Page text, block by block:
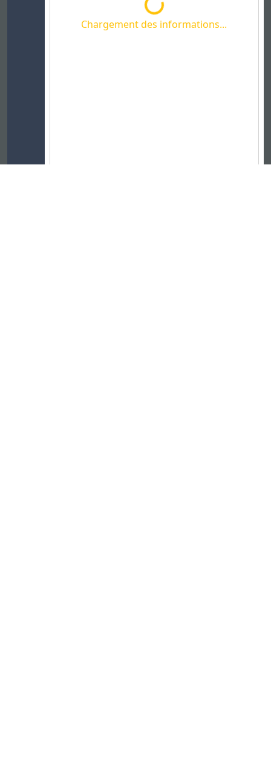
Chargement des informations...
Chargement des informations...